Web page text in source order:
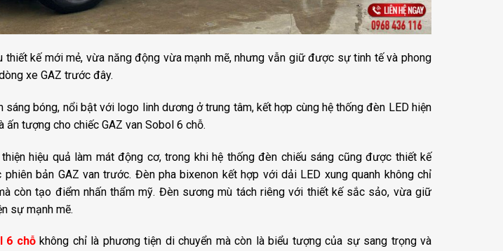
thiết kế mới mẻ, vừa năng động vừa mạnh mẽ, nhưng vẫn giữ được sự tinh tế và phong
xe GAZ trước đây.
bóng, nổi bật với logo linh dương ở trung tâm, kết hợp cùng hệ thống đèn LED hiện
ấn tượng cho chiếc GAZ van Sobol 6 chỗ.
hiệu quả làm mát động cơ, trong khi hệ thống đèn chiếu sáng cũng được thiết kế
bản GAZ van trước. Đèn pha bixenon kết hợp với dải LED xung quanh không chỉ
còn tạo điểm nhấn thẩm mỹ. Đèn sương mù tách riêng với thiết kế sắc sảo, vừa giữ
sự mạnh mẽ.
6 chỗkhông chỉ là phương tiện di chuyển mà còn là biểu tượng của sự sang trọng và